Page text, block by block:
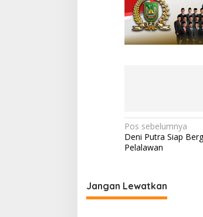
i
o
n
K
a
n
N
a
i
g
Pos sebelumnya
Deni Putra Siap
Pelalawan
Jangan Lewatkan